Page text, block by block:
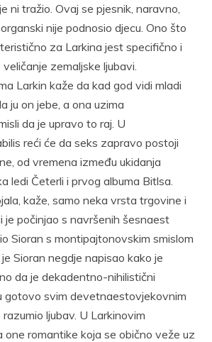
ni tražio. Ovaj se pjesnik, naravno,
nije podnosio djecu. Ono što
za Larkina jest specifično i
zemaljske ljubavi.
Larkin kaže da kad god vidi mladi
ju on jebe, a ona uzima
da je upravo to raj. U
reći će da seks zapravo postoji
od vremena između ukidanja
ledi Četerli i prvog albuma Bitlsa.
kaže, samo neka vrsta trgovine i
je počinjao s navršenih šesnaest
Sioran s montipajtonovskim smislom
Sioran negdje napisao kako je
da je dekadentno-nihilistični
gotovo svim devetnaestovjekovnim
ljubav. U Larkinovim
one romantike koja se obično veže uz